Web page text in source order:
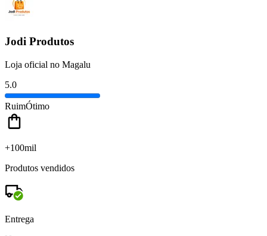
Jodi Produtos
Loja oficial no Magalu
5.0
RuimÓtimo
+100mil
Produtos vendidos
Entrega